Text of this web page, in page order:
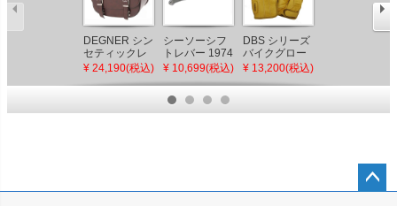
DEGNER シン
セティックレ
ザーサドルバ
¥ 24,190(税込)
シーソーシフ
トレバー 1974
～1984 FLH
¥ 10,699(税込)
DBS シリーズ
バイクグロー
ブ ショートタ
¥ 13,200(税込)